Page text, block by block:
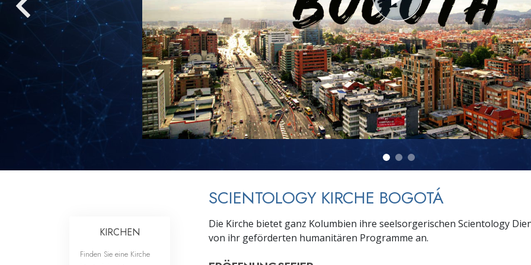
Liebe und Hass – Was ist Größe?
SCIENTOLOGY KIRCHE BOGOTÁ
Die Kirche bietet ganz Kolumbien ihre seelsorgerischen Scientology
von ihr geförderten humanitären Programme an.
KIRCHEN
Finden Sie eine Kirche